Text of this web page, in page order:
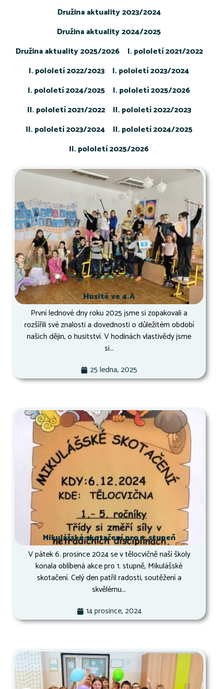
Družina aktuality 2023/2024
Družina aktuality 2024/2025
Družina aktuality 2025/2026
I. pololetí 2021/2022
I. pololetí 2022/2023
I. pololetí 2023/2024
I. pololetí 2024/2025
I. pololetí 2025/2026
II. pololetí 2021/2022
II. pololetí 2022/2023
II. pololetí 2023/2024
II. pololetí 2024/2025
II. pololetí 2025/2026
Husité ve 4.A
První lednové dny roku 2025 jsme si zopakovali a
rozšířili své znalosti a dovednosti o důležitém období
našich dějin, o husitství. V hodinách vlastivědy jsme
si...
25 ledna, 2025
Mikulášské skotačení pro 1. stupeň
V pátek 6. prosince 2024 se v tělocvičně naší školy
konala oblíbená akce pro 1. stupně, Mikulášské
skotačení. Celý den patřil radosti, soutěžení a
skvělému...
14 prosince, 2024